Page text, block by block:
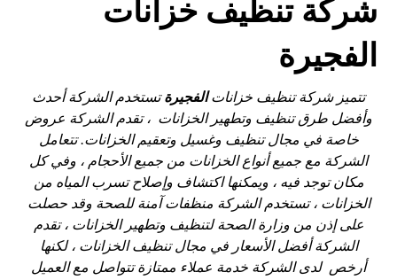
شركة تنظيف خزانات
الفجيرة
تتميز شركة تنظيف خزاناتالفجيرةتستخدم الشركة أحدث
وأفضل طرق تنظيف وتطهير الخزانات ، تقدم الشركة عروض
خاصة في مجال تنظيف وغسيل وتعقيم الخزانات. تتعامل
الشركة مع جميع أنواع الخزانات من جميع الأحجام ، وفي كل
مكان توجد فيه ، ويمكنها اكتشاف وإصلاح تسرب المياه من
الخزانات ، تستخدم الشركة منظفات آمنة للصحة وقد حصلت
على إذن من وزارة الصحة لتنظيف وتطهير الخزانات ، تقدم
الشركة أفضل الأسعار في مجال تنظيف الخزانات ، لكنها
أرخص لدى الشركة خدمة عملاء ممتازة تتواصل مع العميل